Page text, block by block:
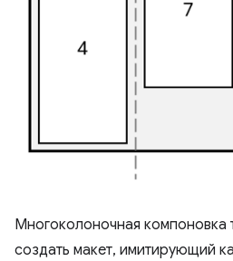
Многоколоночная компоновка
создать макет, имитирующий